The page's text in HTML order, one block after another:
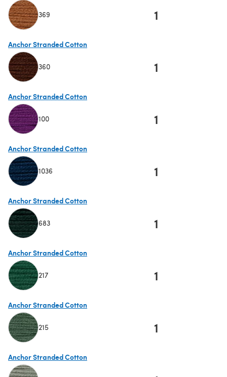
369 1
Anchor Stranded Cotton
360 1
Anchor Stranded Cotton
100 1
Anchor Stranded Cotton
1036 1
Anchor Stranded Cotton
683 1
Anchor Stranded Cotton
217 1
Anchor Stranded Cotton
215 1
Anchor Stranded Cotton